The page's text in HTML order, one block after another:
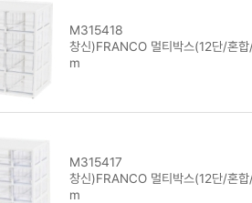
M315418
창신)FRANCO 멀티박스(12단/혼
m
M315417
창신)FRANCO 멀티박스(12단/혼
m